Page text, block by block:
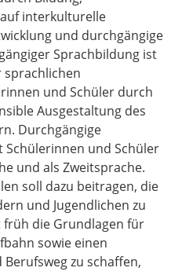
interkulturelle
und durchgängige
Sprachbildung ist
sprachlichen
und Schüler durch
Ausgestaltung des
Durchgängige
und Schüler
und als Zweitsprache.
soll dazu beitragen, die
und Jugendlichen zu
die Grundlagen für
sowie einen
zu schaffen,